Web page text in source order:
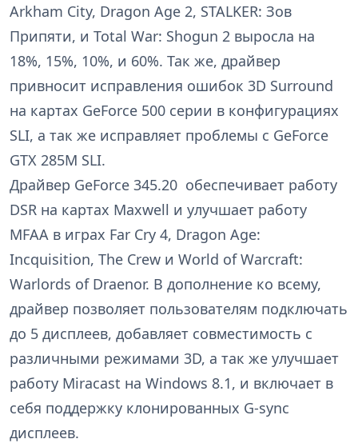
Arkham City, Dragon Age 2, STALKER: Зов
Припяти, и Total War: Shogun 2 выросла на
18%, 15%, 10%, и 60%. Так же, драйвер
привносит исправления ошибок 3D Surround
на картах GeForce 500 серии в конфигурациях
SLI, а так же исправляет проблемы с GeForce
GTX 285M SLI.
Драйвер GeForce 345.20 обеспечивает работу
DSR на картах Maxwell и улучшает работу
MFAA в играх Far Cry 4, Dragon Age:
Incquisition, The Crew и World of Warcraft:
Warlords of Draenor. В дополнение ко всему,
драйвер позволяет пользователям подключать
до 5 дисплеев, добавляет совместимость с
различными режимами 3D, а так же улучшает
работу Miracast на Windows 8.1, и включает в
себя поддержку клонированных G-sync
дисплеев.